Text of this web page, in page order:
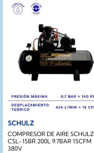
SCHULZ
COMPRESOR DE AIRE SCHULZ
CSL-15BR 200L 9.7BAR 15CFM
380V